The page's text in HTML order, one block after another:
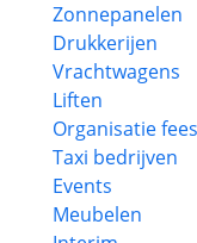
Zonnepanelen
Drukkerijen
Vrachtwagens
Liften
Organisatie
Taxi bedrijven
Events
Meubelen